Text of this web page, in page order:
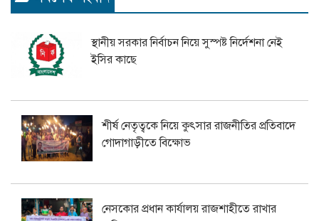
স্থানীয় সরকার নির্বাচন নিয়ে সুস্পষ্ট নির্দেশনা নেই
ইসির কাছে
শীর্ষ নেতৃত্বকে নিয়ে কুৎসার রাজনীতির প্রতিবাদে
গোদাগাড়ীতে বিক্ষোভ
নেসকোর প্রধান কার্যালয় রাজশাহীতে রাখার